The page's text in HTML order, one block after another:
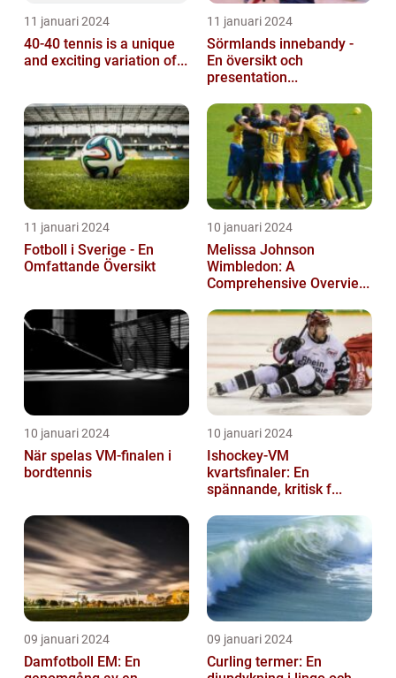
11 januari 2024
40-40 tennis is a unique
and exciting variation of...
11 januari 2024
Sörmlands innebandy -
En översikt och
presentation...
11 januari 2024
Fotboll i Sverige - En
Omfattande Översikt
10 januari 2024
Melissa Johnson
Wimbledon: A
Comprehensive Overvie...
10 januari 2024
När spelas VM-finalen i
bordtennis
10 januari 2024
Ishockey-VM
kvartsfinaler: En
spännande, kritisk f...
09 januari 2024
Damfotboll EM: En
09 januari 2024
Curling termer: En